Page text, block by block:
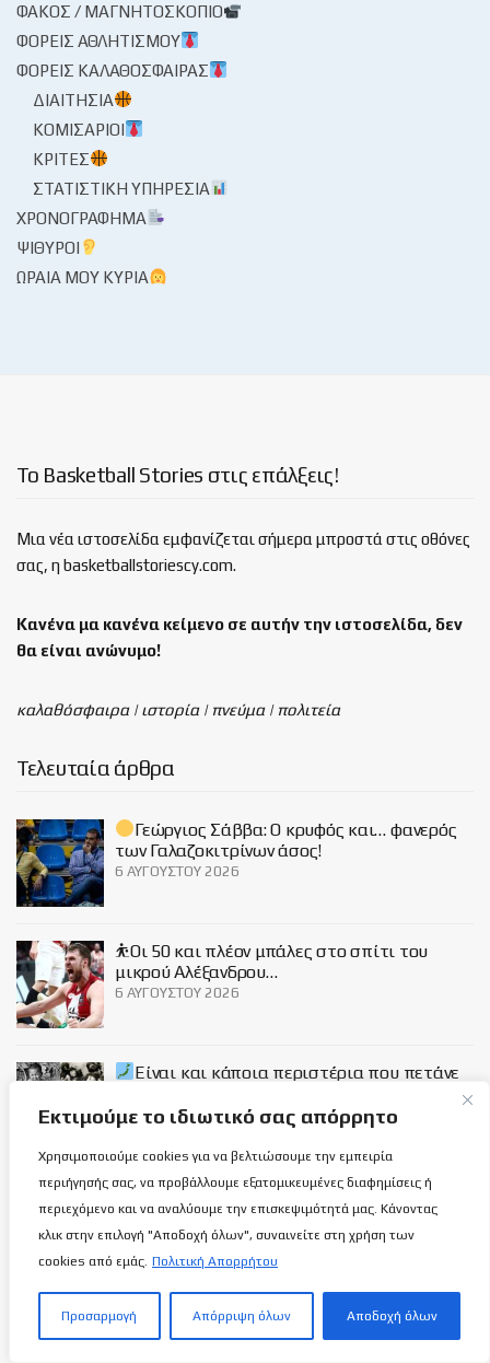
Εκτιμούμε το ιδιωτικό σας απόρρητο
Χρησιμοποιούμε cookies για να βελτιώσουμε την εμπειρία
περιήγησής σας, να προβάλλουμε εξατομικευμένες διαφημίσεις ή
περιεχόμενο και να αναλύουμε την επισκεψιμότητά μας. Κάνοντας
κλικ στην επιλογή "Αποδοχή όλων", συναινείτε στη χρήση των
cookies από εμάς. Πολιτική Απορρήτου
Προσαρμογή Απόρριψη όλων Αποδοχή όλων
ΦΑΚΌΣ / ΜΑΓΝΗΤΟΣΚΌΠΙΟ
ΦΟΡΕΊΣ ΑΘΛΗΤΙΣΜΟΎ
ΦΟΡΕΊΣ ΚΑΛΑΘΌΣΦΑΙΡΑΣ
ΔΙΑΙΤΗΣΊΑ
ΚΟΜΙΣΆΡΙΟΙ
ΚΡΙΤΈΣ
ΣΤΑΤΙΣΤΙΚΉ ΥΠΗΡΕΣΊΑ
ΧΡΟΝΟΓΡΆΦΗΜΑ
ΨΊΘΥΡΟΙ
ΩΡΑΊΑ ΜΟΥ ΚΥΡΊΑ
Το Basketball Stories στις επάλξεις!
Μια νέα ιστοσελίδα εμφανίζεται σήμερα μπροστά στις οθόνες
σας, η basketballstoriescy.com.
Κανένα μα κανένα κείμενο σε αυτήν την ιστοσελίδα, δεν
θα είναι ανώνυμο!
καλαθόσφαιρα | ιστορία | πνεύμα | πολιτεία
Τελευταία άρθρα
Γεώργιος Σάββα: Ο κρυφός και… φανερός
των Γαλαζοκιτρίνων άσος!
6 ΑΥΓΟΎΣΤΟΥ 2026
⛹️Οι 50 και πλέον μπάλες στο σπίτι του
μικρού Αλέξανδρου…
6 ΑΥΓΟΎΣΤΟΥ 2026
Είναι και κάποια περιστέρια που πετάνε
(δυο τραγούδια αφιερωμένα)…
Social
Σχετικά με εμάς